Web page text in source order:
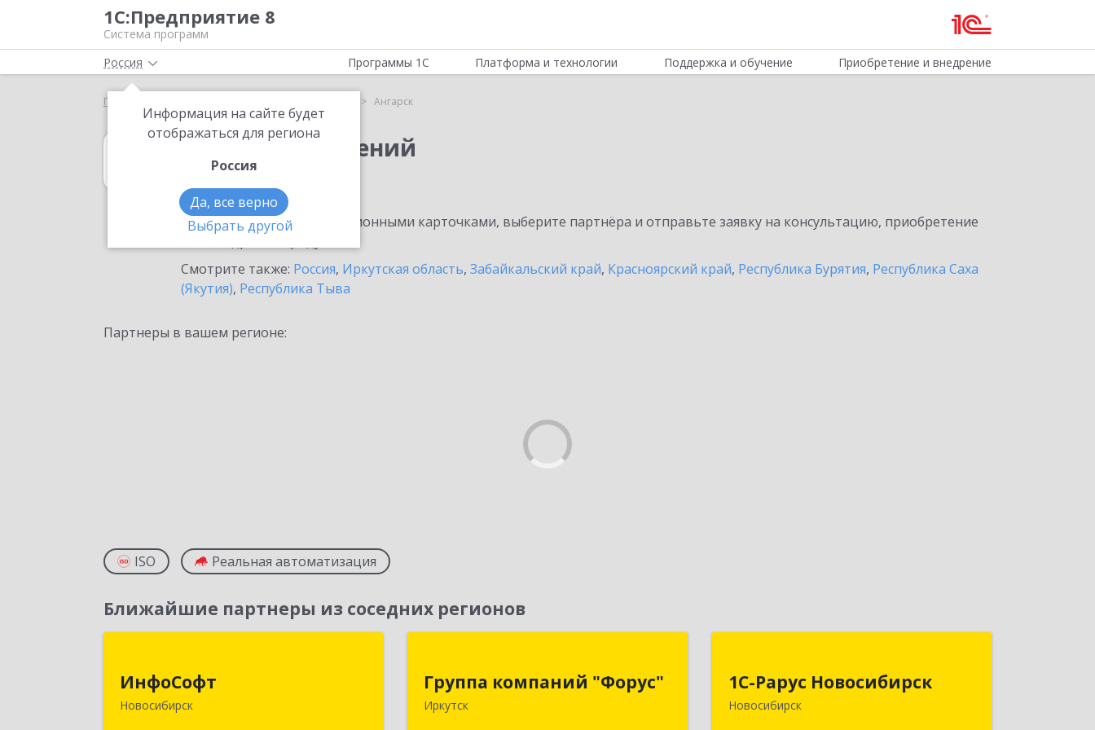
1С:Предприятие 8
Система программ
Россия
Информация на сайте будет
отображаться для региона
Россия
Да, все верно
Выбрать другой
Программы 1С Платформа и технологии Поддержка и обучение Приобретение и внедрение
Главная Ангарск
1С:Учет обращений
в Ангарске
Ознакомьтесь с информационными карточками, выберите партнёра и отправьте заявку на консультацию, приобретение
Смотрите также: Россия, Иркутская область, Забайкальский край, Красноярский край, Республика Бурятия, Республика Саха
(Якутия), Республика Тыва
Партнеры в вашем регионе:
ISO Реальная автоматизация
Ближайшие партнеры из соседних регионов
ИнфоСофт
Новосибирск
630091, Новосибирская обл,
Новосибирск г, Крылова ул, дом № 31
Группа компаний "Форус"
Иркутск
664007, Иркутская обл, Иркутск г,
Ямская ул, дом № 1, корпус 1, оф.1
1С-Рарус Новосибирск
Новосибирск
630015, Новосибирская обл,
Новосибирск г, Планетная ул, дом №